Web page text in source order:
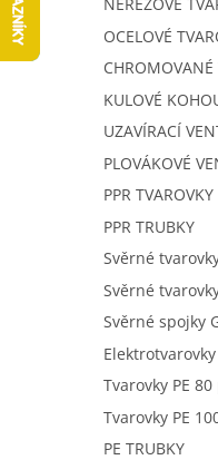
OCELOVÉ
CHROMOVANÉ
KULOVÉ
UZAVÍRACÍ
PLOVÁKOVÉ
PPR TVAROVKY
PPR TRUBKY
Svěrné
Svěrné
Svěrné spojky
Elektrotvarovky
Tvarovky PE
Tvarovky PE
PE TRUBKY